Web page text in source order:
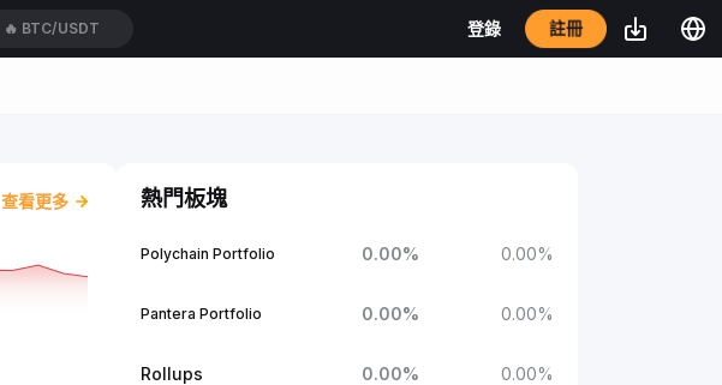
🔥 BTC/USDT 登錄 註冊
查看更多 熱門板塊
Polychain Portfolio 0.00% 0.00%
Pantera Portfolio 0.00% 0.00%
Rollups 0.00% 0.00%